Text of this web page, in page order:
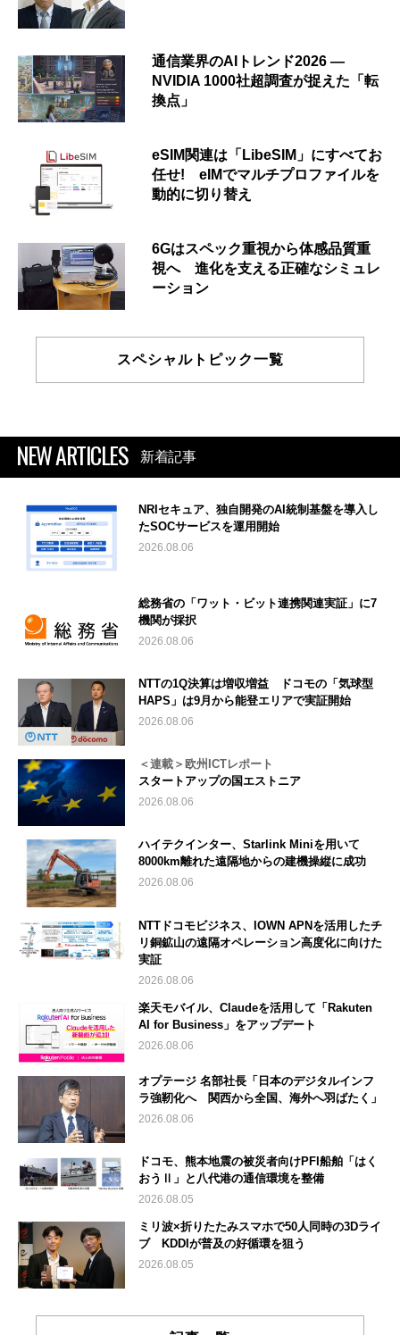
通信業界のAIトレンド2026 ―
NVIDIA 1000社超調査が捉えた「転
換点」
eSIM関連は「LibeSIM」にすべてお
任せ! eIMでマルチプロファイルを
動的に切り替え
6Gはスペック重視から体感品質重
視へ 進化を支える正確なシミュレ
ーション
スペシャルトピック一覧
NEW ARTICLES 新着記事
NRIセキュア、独自開発のAI統制基盤を導入し
たSOCサービスを運用開始
2026.08.06
総務省の「ワット・ビット連携関連実証」に7
機関が採択
2026.08.06
NTTの1Q決算は増収増益 ドコモの「気球型
HAPS」は9月から能登エリアで実証開始
2026.08.06
＜連載＞欧州ICTレポート
スタートアップの国エストニア
2026.08.06
ハイテクインター、Starlink Miniを用いて
8000km離れた遠隔地からの建機操縦に成功
2026.08.06
NTTドコモビジネス、IOWN APNを活用したチ
リ銅鉱山の遠隔オペレーション高度化に向けた
実証
2026.08.06
楽天モバイル、Claudeを活用して「Rakuten
AI for Business」をアップデート
2026.08.06
オプテージ 名部社長「日本のデジタルインフ
ラ強靭化へ 関西から全国、海外へ羽ばたく」
2026.08.06
ドコモ、熊本地震の被災者向けPFI船舶「はく
おうⅡ」と八代港の通信環境を整備
2026.08.05
ミリ波×折りたたみスマホで50人同時の3Dライ
ブ KDDIが普及の好循環を狙う
2026.08.05